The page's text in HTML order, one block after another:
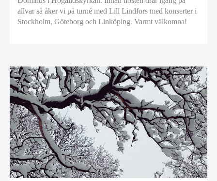
allvar så åker vi på turné med Lill Lindfors med konserter i
Stockholm, Göteborg och Linköping. Varmt välkomna!